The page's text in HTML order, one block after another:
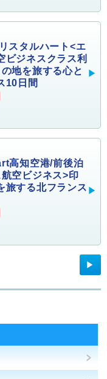
スタルハート<エ
ビジネスクラス利
地を旅する心と
10日間
高知空港/前後泊
空ビジネス>印
旅する北フランス
▶